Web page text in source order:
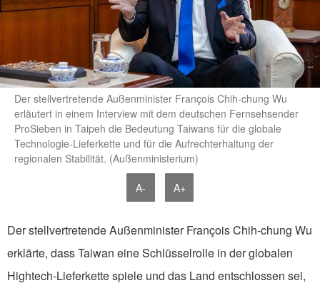
Der stellvertretende Außenminister François Chih-chung Wu
erläutert in einem Interview mit dem deutschen Fernsehsender
ProSieben in Taipeh die Bedeutung Taiwans für die globale
Technologie-Lieferkette und für die Aufrechterhaltung der
regionalen Stabilität. (Außenministerium)
A- A+
Der stellvertretende Außenminister François Chih-chung Wu
erklärte, dass Taiwan eine Schlüsselrolle in der globalen
Hightech-Lieferkette spiele und das Land entschlossen sei,